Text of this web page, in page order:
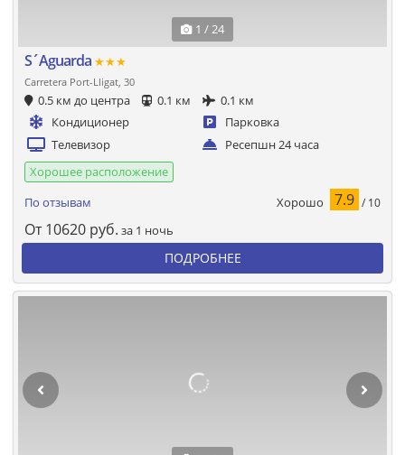
1 / 24
S´Aguarda ★★★
Carretera Port-Lligat, 30
0.5 км до центра 0.1 км
0.1 км
Кондиционер
Парковка
Телевизор
Ресепшн 24 часа
Хорошее расположение
По отзывам
Хорошо 7.9 / 10
От 10620 руб. за 1 ночь
ПОДРОБНЕЕ